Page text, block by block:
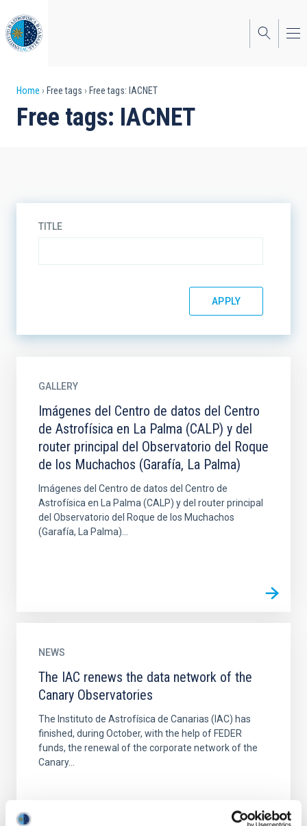
to
main
content
Breadcrumb
Home Free tags Free tags: IACNET
Free tags: IACNET
TITLE
GALLERY
Imágenes del Centro de datos del Centro
de Astrofísica en La Palma (CALP) y del
router principal del Observatorio del Roque
de los Muchachos (Garafía, La Palma)
Imágenes del Centro de datos del Centro de
Astrofísica en La Palma (CALP) y del router principal
del Observatorio del Roque de los Muchachos
(Garafía, La Palma)...
NEWS
The IAC renews the data network of the
Canary Observatories
The Instituto de Astrofísica de Canarias (IAC) has
finished, during October, with the help of FEDER
funds, the renewal of the corporate network of the
Canary...